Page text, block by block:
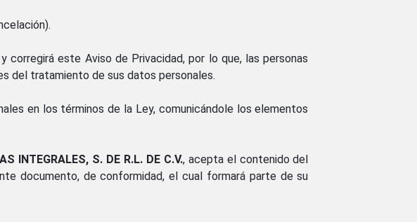
corregirá este Aviso de Privacidad, por lo que, las personas
del tratamiento de sus datos personales.
en los términos de la Ley, comunicándole los elementos
INTEGRALES, S. DE R.L. DE C.V., acepta el contenido del
documento, de conformidad, el cual formará parte de su